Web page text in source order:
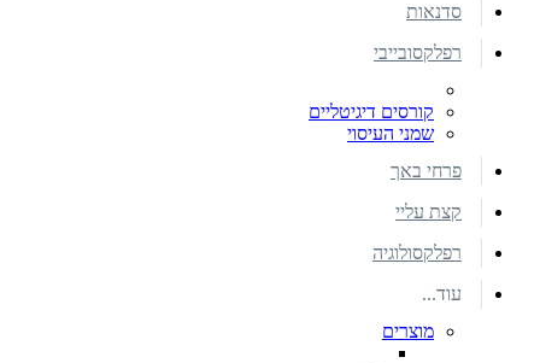
סדנאות
רפלקסובייבי
קורסים דיגיטליים
שמני העיסוי
פרחי באך
קצת עליי
רפלקסולוגיה
עוד...
מוצרים